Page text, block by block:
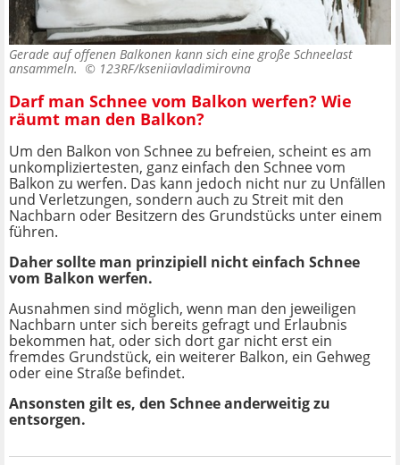
Gerade auf offenen Balkonen kann sich eine große Schneelast
ansammeln. © 123RF/kseniiavladimirovna
Darf man Schnee vom Balkon werfen? Wie
räumt man den Balkon?
Um den Balkon von Schnee zu befreien, scheint es am
unkompliziertesten, ganz einfach den Schnee vom
Balkon zu werfen. Das kann jedoch nicht nur zu Unfällen
und Verletzungen, sondern auch zu Streit mit den
Nachbarn oder Besitzern des Grundstücks unter einem
führen.
Daher sollte man prinzipiell nicht einfach Schnee
vom Balkon werfen.
Ausnahmen sind möglich, wenn man den jeweiligen
Nachbarn unter sich bereits gefragt und Erlaubnis
bekommen hat, oder sich dort gar nicht erst ein
fremdes Grundstück, ein weiterer Balkon, ein Gehweg
oder eine Straße befindet.
Ansonsten gilt es, den Schnee anderweitig zu
entsorgen.